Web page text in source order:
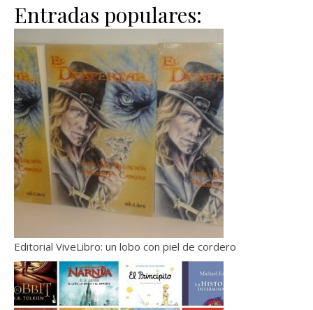
Entradas populares:
Editorial ViveLibro: un lobo con piel de cordero